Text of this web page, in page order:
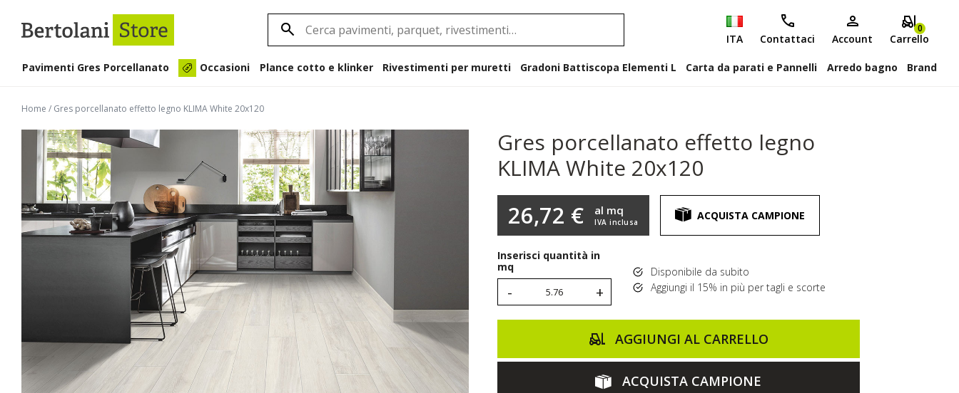
ITA Contattaci Account
0
Carrello
Pavimenti Gres Porcellanato Occasioni Plance cotto e klinker Rivestimenti per muretti Gradoni Battiscopa Elementi L Carta da parati e Pannelli Arredo bagno Brand
Home / Gres porcellanato effetto legno KLIMA White 20x120
Gres porcellanato effetto legno
KLIMA White 20x120
26,72 € IVA inclusa
al mq ACQUISTA CAMPIONE
Inserisci quantità in
mq
- +
Disponibile da subito
Aggiungi il 15% in più per tagli e scorte
AGGIUNGI AL CARRELLO
ACQUISTA CAMPIONE